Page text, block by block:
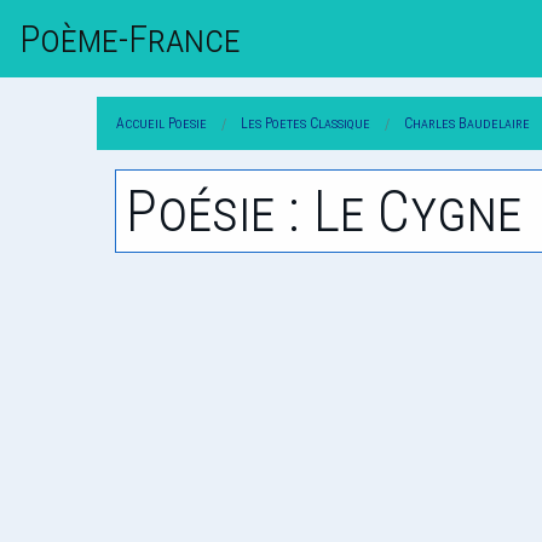
Poème-FrAnce
Accueil Poesie Les Poetes Classique Charles Baudelaire
Poésie : Le Cygne